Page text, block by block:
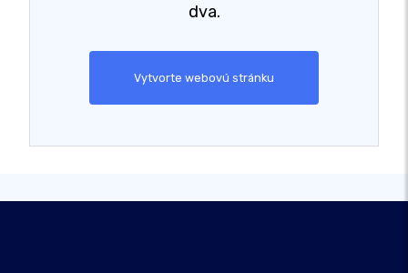
dva.
Vytvorte webovú stránku